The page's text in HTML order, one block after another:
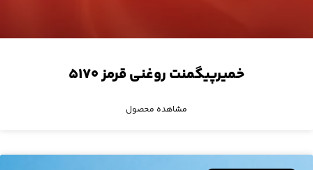
خمیرپیگمنت روغنی قرمز ۵۱۷۰
مشاهده محصول